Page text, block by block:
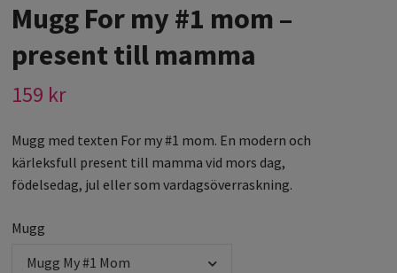
Mugg For my #1 mom –
present till mamma
159 kr
Mugg med texten For my #1 mom. En modern och
kärleksfull present till mamma vid mors dag,
födelsedag, jul eller som vardagsöverraskning.
Mugg
Mugg My #1 Mom